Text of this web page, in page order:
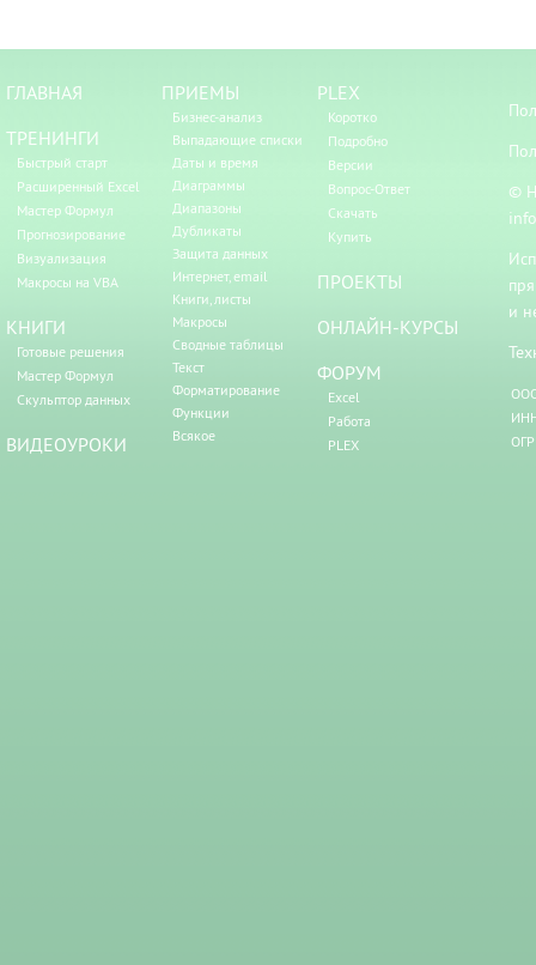
ГЛАВНАЯ
ТРЕНИНГИ
Быстрый старт
Расширенный Excel
Мастер Формул
Прогнозирование
Визуализация
Макросы на VBA
КНИГИ
Готовые решения
Мастер Формул
Скульптор данных
ВИДЕОУРОКИ
ПРИЕМЫ
Бизнес-анализ
Выпадающие списки
Даты и время
Диаграммы
Диапазоны
Дубликаты
Защита данных
Интернет, email
Книги, листы
Макросы
Сводные таблицы
Текст
Форматирование
Функции
Всякое
PLEX
Коротко
Подробно
Версии
Вопрос-Ответ
Скачать
Купить
ПРОЕКТЫ
ОНЛАЙН-КУРСЫ
ФОРУМ
Excel
Работа
PLEX
©
и